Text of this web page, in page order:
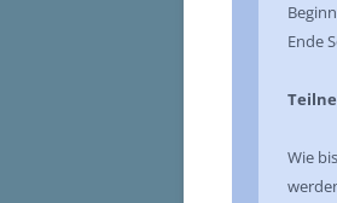
Ende
Wie